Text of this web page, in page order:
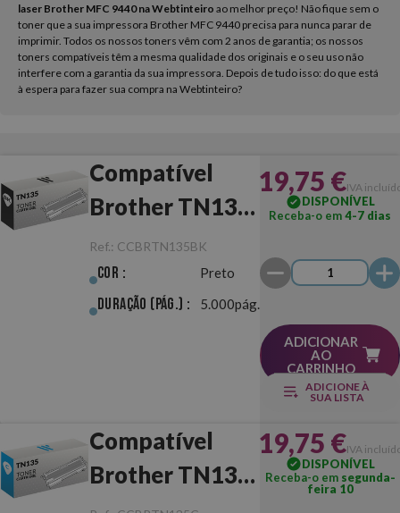
laser Brother MFC 9440 na Webtinteiro ao melhor preço! Não fique sem o
toner que a sua impressora Brother MFC 9440 precisa para nunca parar de
imprimir. Todos os nossos toners vêm com 2 anos de garantia; os nossos
toners compatíveis têm a mesma qualidade dos originais e o seu uso não
interfere com a garantia da sua impressora. Depois de tudo isso: do que está
à espera para fazer sua compra na Webtinteiro?
Compatível
Brother TN135
Preto
Ref.: CCBRTN135BK
Cor : Preto
Duração (pág.) : 5.000pág.
19,75 €IVA
DISPONÍVEL
Receba-o em4-7 dias
ADICIONAR
AO
CARRINHO
ADICIONE À
SUA LISTA
Compatível
Brother TN135
19,75 €IVA
DISPONÍVEL
Receba-o em segunda-
feira 10